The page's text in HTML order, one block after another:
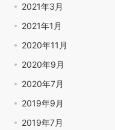
2021年3月
2021年1月
2020年11月
2020年9月
2020年7月
2019年9月
2019年7月